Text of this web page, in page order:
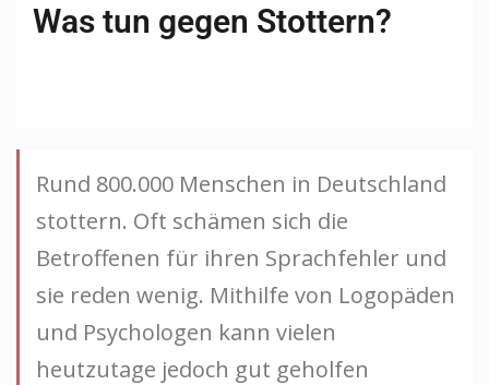
Was tun gegen Stottern?
Rund 800.000 Menschen in Deutschland
stottern. Oft schämen sich die
Betroffenen für ihren Sprachfehler und
sie reden wenig. Mithilfe von Logopäden
und Psychologen kann vielen
heutzutage jedoch gut geholfen